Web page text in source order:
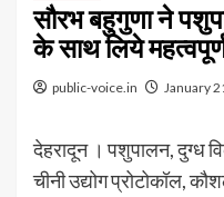
सौरभ बहुगुणा ने
के साथ लिये
public-voice.in January
देहरादून । पशुपालन, दुग्ध
चीनी उद्योग प्रोटोकॉल,